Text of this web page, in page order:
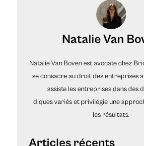
Natalie Van
Natalie Van Boven est avocate chez
se consacre au droit des entreprises
assiste les entreprises dans des
diques variés et privilégie une
les résultats.